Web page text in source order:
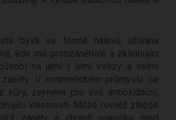
bývá ve formě nálevů užívána
kde má protizánětlivé a zklidňující
na jarní i letní virózy a velmi
V kosmetickém průmyslu se
kůry, zejména pro své antioxidační,
vlastnosti. Může rovněž zlepšit
záněty a chránit pokožku před